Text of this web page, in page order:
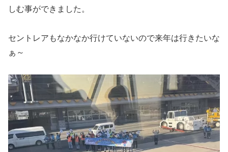
しむ事ができました。
セントレアもなかなか行けていないので来年は行きたいな
ぁ～